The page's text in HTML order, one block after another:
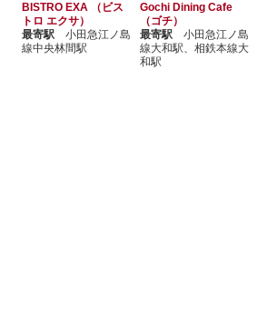
BISTRO EXA （ビス
トロ エクサ）
最寄駅 小田急江ノ島
線中央林間駅
Gochi Dining Cafe
（ゴチ）
最寄駅 小田急江ノ島
線大和駅、相鉄本線大
和駅